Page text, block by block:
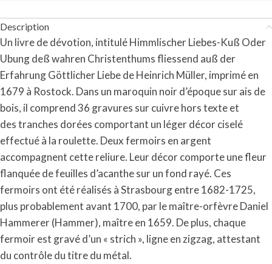
Description
Un livre de dévotion, intituléHimmlischer Liebes-Kuß Oder
Ubung deß wahren Christenthums fliessend auß der
Erfahrung Göttlicher Liebede Heinrich Müller, imprimé en
1679 à Rostock. Dans un maroquin noir d’époque sur ais de
bois, il comprend 36 gravures sur cuivre hors texte et
des tranches dorées comportant un léger décor ciselé
effectué à la roulette. Deux fermoirs en argent
accompagnent cette reliure. Leur décor comporte une fleur
flanquée de feuilles d’acanthe sur un fond rayé. Ces
fermoirs ont été réalisés à Strasbourg entre 1682-1725,
plus probablement avant 1700, par le maître-orfèvre Daniel
Hammerer (Hammer), maître en 1659. De plus, chaque
fermoir est gravé d’un « strich », ligne en zigzag, attestant
du contrôle du titre du métal.